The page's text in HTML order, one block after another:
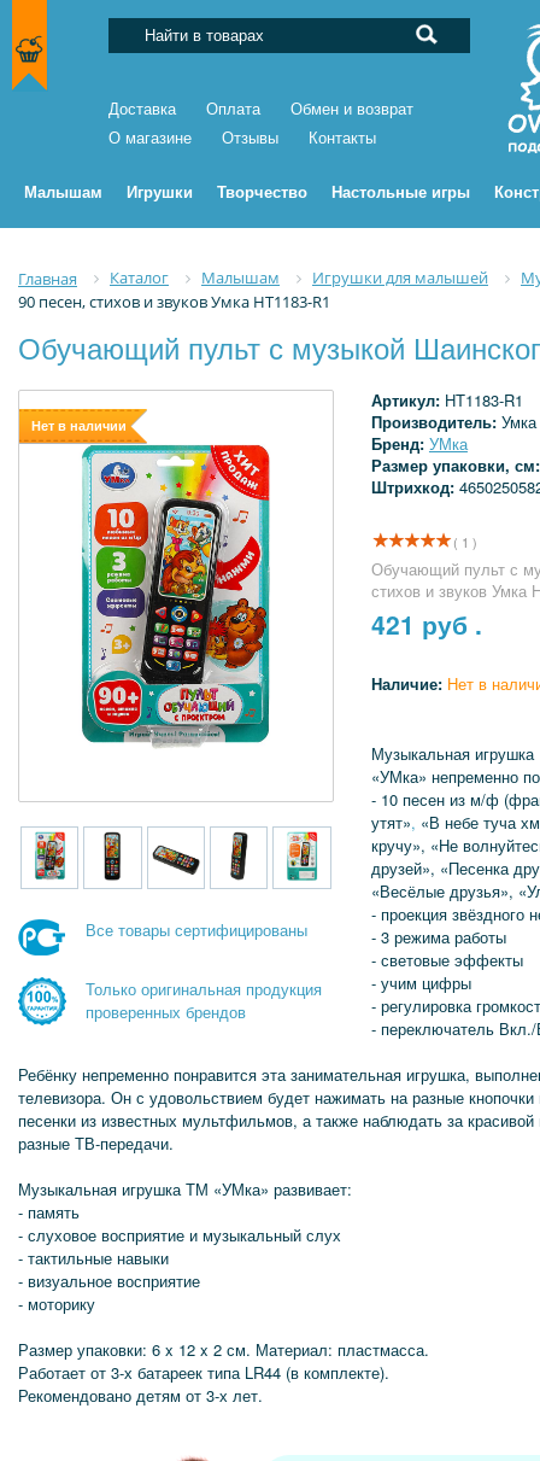
Доставка Оплата
Обмен и возврат
О магазине
Отзывы Контакты
Малышам Игрушки Творчество Настольные игры
Главная Каталог Малышам Игрушки для малышей
90 песен, стихов и звуков Умка HT1183-R1
Обучающий пульт с музыкой
Нет в наличии
Все товары сертифицированы
Только оригинальная продукция
проверенных брендов
Артикул: HT1183-R1
Производитель: Умка
Бренд: УМка
Размер упаковки,
Штрихкод:
( 1 )
Обучающий пульт с
стихов и звуков Умка
421 руб .
Наличие: Нет в
Музыкальная
«УМка» непременно
- 10 песен из м/ф
утят», «В небе туча
кручу», «Не
друзей», «Песенка
«Весёлые друзья»,
- проекция звёздного
- 3 режима работы
- световые эффекты
- учим цифры
- регулировка
- переключатель
Ребёнку непременно понравится эта занимательная игрушка,
телевизора. Он с удовольствием будет нажимать на разные
песенки из известных мультфильмов, а также наблюдать за
разные ТВ-передачи.
Музыкальная игрушка ТМ «УМка» развивает:
- память
- слуховое восприятие и музыкальный слух
- тактильные навыки
- визуальное восприятие
- моторику
Размер упаковки: 6 x 12 x 2 см. Материал: пластмасса.
Работает от 3-х батареек типа LR44 (в комплекте).
Рекомендовано детям от 3-х лет.